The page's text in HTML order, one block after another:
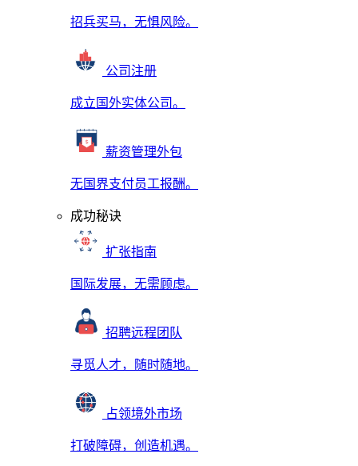
招兵买马，无惧风险。
公司注册
成立国外实体公司。
薪资管理外包
无国界支付员工报酬。
成功秘诀
扩张指南
国际发展，无需顾虑。
招聘远程团队
寻觅人才，随时随地。
占领境外市场
打破障碍，创造机遇。